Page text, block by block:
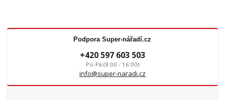
Podpora Super-nářadí.cz
+420 597 603 503
Po-Pá (8:00 - 16:00)
info@super-naradi.cz